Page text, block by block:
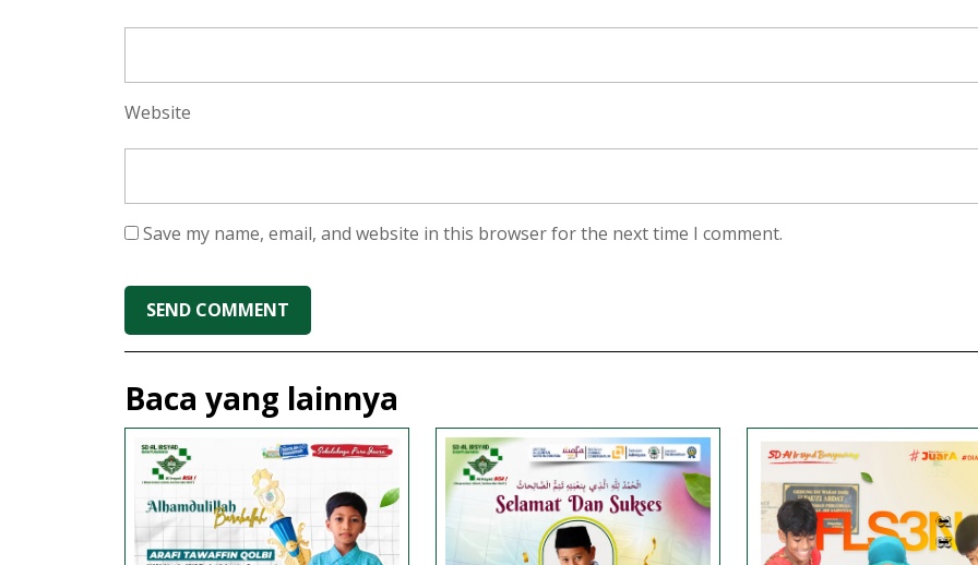
Website
Save my name, email, and website in this browser for the next time I comment.
Baca yang lainnya